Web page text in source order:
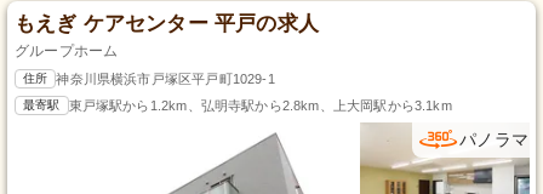
もえぎ ケアセンター 平戸の求人
グループホーム
住所 神奈川県横浜市戸塚区平戸町1029-1
最寄駅 東戸塚駅から1.2km、弘明寺駅から2.8km、上大岡駅から3.1km
パノラマ